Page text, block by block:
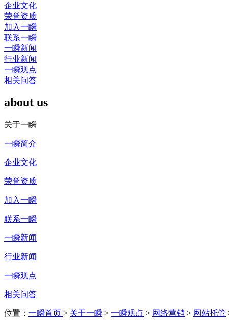
企业文化
荣誉资质
加入一瞬
联系一瞬
一瞬新闻
行业新闻
一瞬观点
相关问答
about us
关于一瞬
一瞬简介
企业文化
荣誉资质
加入一瞬
联系一瞬
一瞬新闻
行业新闻
一瞬观点
相关问答
位置： 一瞬首页 > 关于一瞬 > 一瞬观点 > 网络营销 > 网站托管